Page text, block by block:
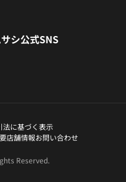
シ公式SNS
法に基づく表示
店舗情報お問い合わせ
Reserved.